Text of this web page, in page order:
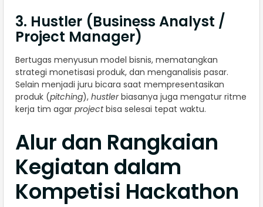
3. Hustler (Business Analyst /
Project Manager)
Bertugas menyusun model bisnis, mematangkan
strategi monetisasi produk, dan menganalisis pasar.
Selain menjadi juru bicara saat mempresentasikan
produk (pitching), hustlerbiasanya juga mengatur ritme
kerja tim agar projectbisa selesai tepat waktu.
Alur dan Rangkaian
Kegiatan dalam
Kompetisi Hackathon